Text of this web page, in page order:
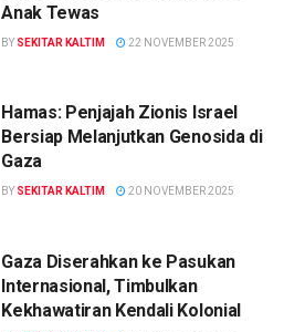
Anak Tewas
BY SEKITAR KALTIM 22 NOVEMBER 2025
Hamas: Penjajah Zionis Israel
Bersiap Melanjutkan Genosida di
Gaza
BY SEKITAR KALTIM 20 NOVEMBER 2025
Gaza Diserahkan ke Pasukan
Internasional, Timbulkan
Kekhawatiran Kendali Kolonial